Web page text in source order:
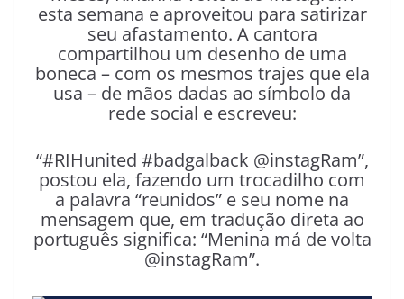
esta semana e aproveitou para satirizar
seu afastamento. A cantora
compartilhou um desenho de uma
boneca – com os mesmos trajes que ela
usa – de mãos dadas ao símbolo da
rede social e escreveu:
“#RIHunited #badgalback @instagRam”,
postou ela, fazendo um trocadilho com
a palavra “reunidos” e seu nome na
mensagem que, em tradução direta ao
português significa: “Menina má de volta
@instagRam”.